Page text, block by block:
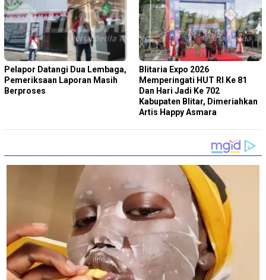
Pelapor Datangi Dua Lembaga,
Pemeriksaan Laporan Masih
Berproses
Blitaria Expo 2026
Memperingati HUT RI Ke 81
Dan Hari Jadi Ke 702
Kabupaten Blitar, Dimeriahkan
Artis Happy Asmara